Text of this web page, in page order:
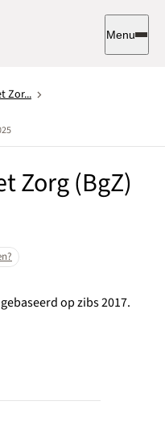
Menu
Zor...
Zorg (BgZ)
op zibs 2017.